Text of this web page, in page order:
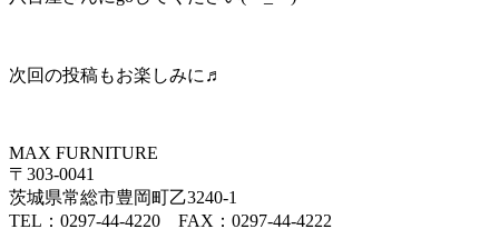
次回の投稿もお楽しみに♬
MAX FURNITURE
〒303-0041
茨城県常総市豊岡町乙3240-1
TEL：0297-44-4220 FAX：0297-44-4222